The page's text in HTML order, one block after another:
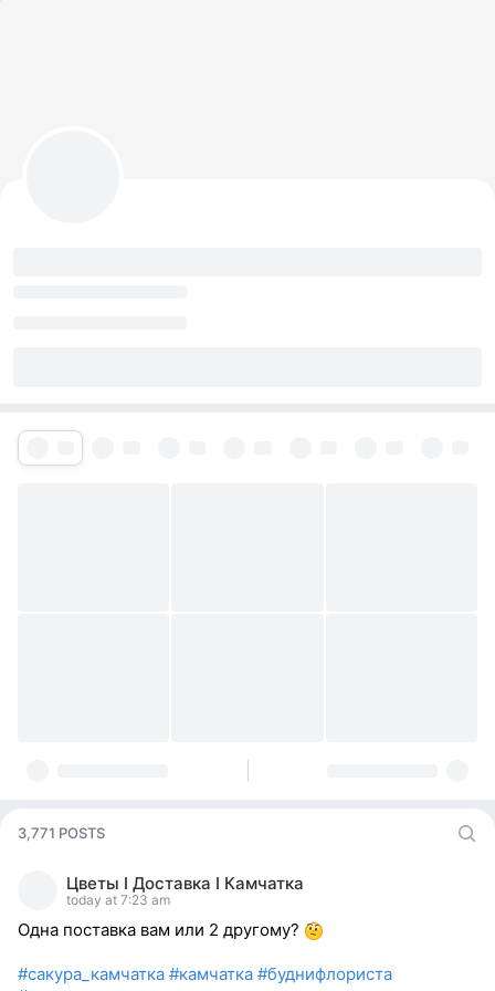
3,771 POSTS
Цветы I Доставка I Камчатка
today at 7:23 am
Одна поставка вам или 2 другому?
#сакура_камчатка #камчатка #буднифлориста